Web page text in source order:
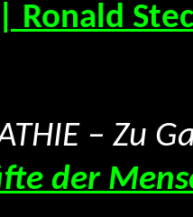
Ronald
– Zu
der